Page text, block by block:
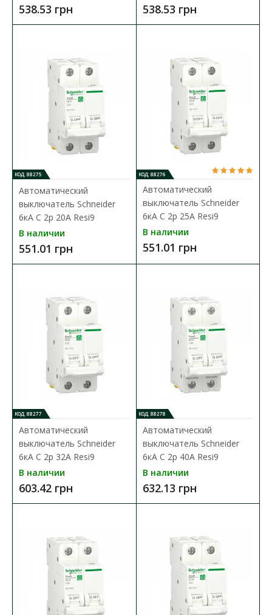
20А Resi9
Доступность: В наличии
Серия модульных автоматических
выключателей Schneider Resi9 предназначена для
применения н..
253.34 грн
В закладки
25А Resi9
Доступность: В наличии
Серия модульных
автоматических выключателей Schneider Resi9
предназначена для примене..
538.53 грн 538.53 грн
КОД: 88275
Автоматический
выключатель Schneider
6кА C 2p 20А Resi9
В наличии
551.01 грн
КОД: 88276
Автоматический
выключатель Schneider
6кА C 2p 25А Resi9
В наличии
551.01 грн
КОД: 88277
Автоматический
выключатель Schneider
6кА C 2p 32А Resi9
В наличии
603.42 грн
КОД: 88278
Автоматический
выключатель Schneider
6кА C 2p 40А Resi9
В наличии
632.13 грн